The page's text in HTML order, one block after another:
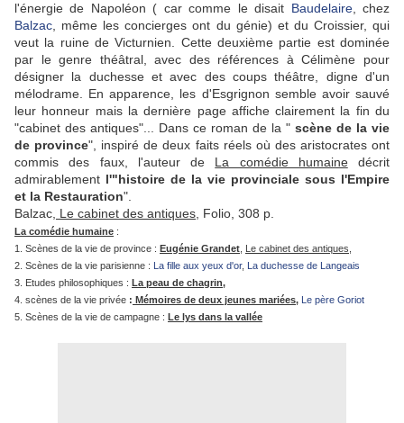
l'énergie de Napoléon ( car comme le disait Baudelaire, chez
Balzac , même les concierges ont du génie) et du Croissier, qui
veut la ruine de Victurnien. Cette deuxième partie est dominée
par le genre théâtral, avec des références à Célimène pour
désigner la duchesse et avec des coups théâtre, digne d'un
mélodrame. En apparence, les d'Esgrignon semble avoir sauvé
leur honneur mais la dernière page affiche clairement la fin du
"cabinet des antiques"... Dans ce roman de la " scène de la vie
de province", inspiré de deux faits réels où des aristocrates ont
commis des faux, l'auteur de La comédie humainedécrit
admirablement l'"histoire de la vie provinciale sous l'Empire
et la Restauration".
Balzac, Le cabinet des antiques , Folio, 308 p.
La comédie humaine :
1. Scènes de la vie de province : Eugénie Grandet Le cabinet des antiques
2. Scènes de la vie parisienne : La fille aux yeux d'or, La duchesse de Langeais
3. Etudes philosophiques : La peau de chagrin,
4. scènes de la vie privée : Mémoires de deux jeunes mariées, Le père Goriot
5. Scènes de la vie de campagne : Le lys dans la vallée